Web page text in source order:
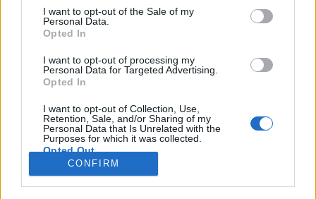
I want to opt-out of the Sale of my
Personal Data.
Opted In
I want to opt-out of processing my
Personal Data for Targeted Advertising.
Opted In
I want to opt-out of Collection, Use,
Retention, Sale, and/or Sharing of my
Personal Data that Is Unrelated with the
Purposes for which it was collected.
Opted Out
CONFIRM
Legnanonews.com
Sito di informazione locale
Direttore responsabile: Marco Tajè
Redazione: Via Matteotti, 3 (presso Famiglia Legnanese)
20025 Legnano (MI)
Email Direzione: direttore@legnanonews.com
Email Redazione: info@legnanonews.com
Pubblicità: commerciale@legnanonews.com
Tutti i contenuti originali sono di proprietà di LegnanoNews, ne è
consentito l'utilizzo citando il sito come fonte. Dei contenuti non originali